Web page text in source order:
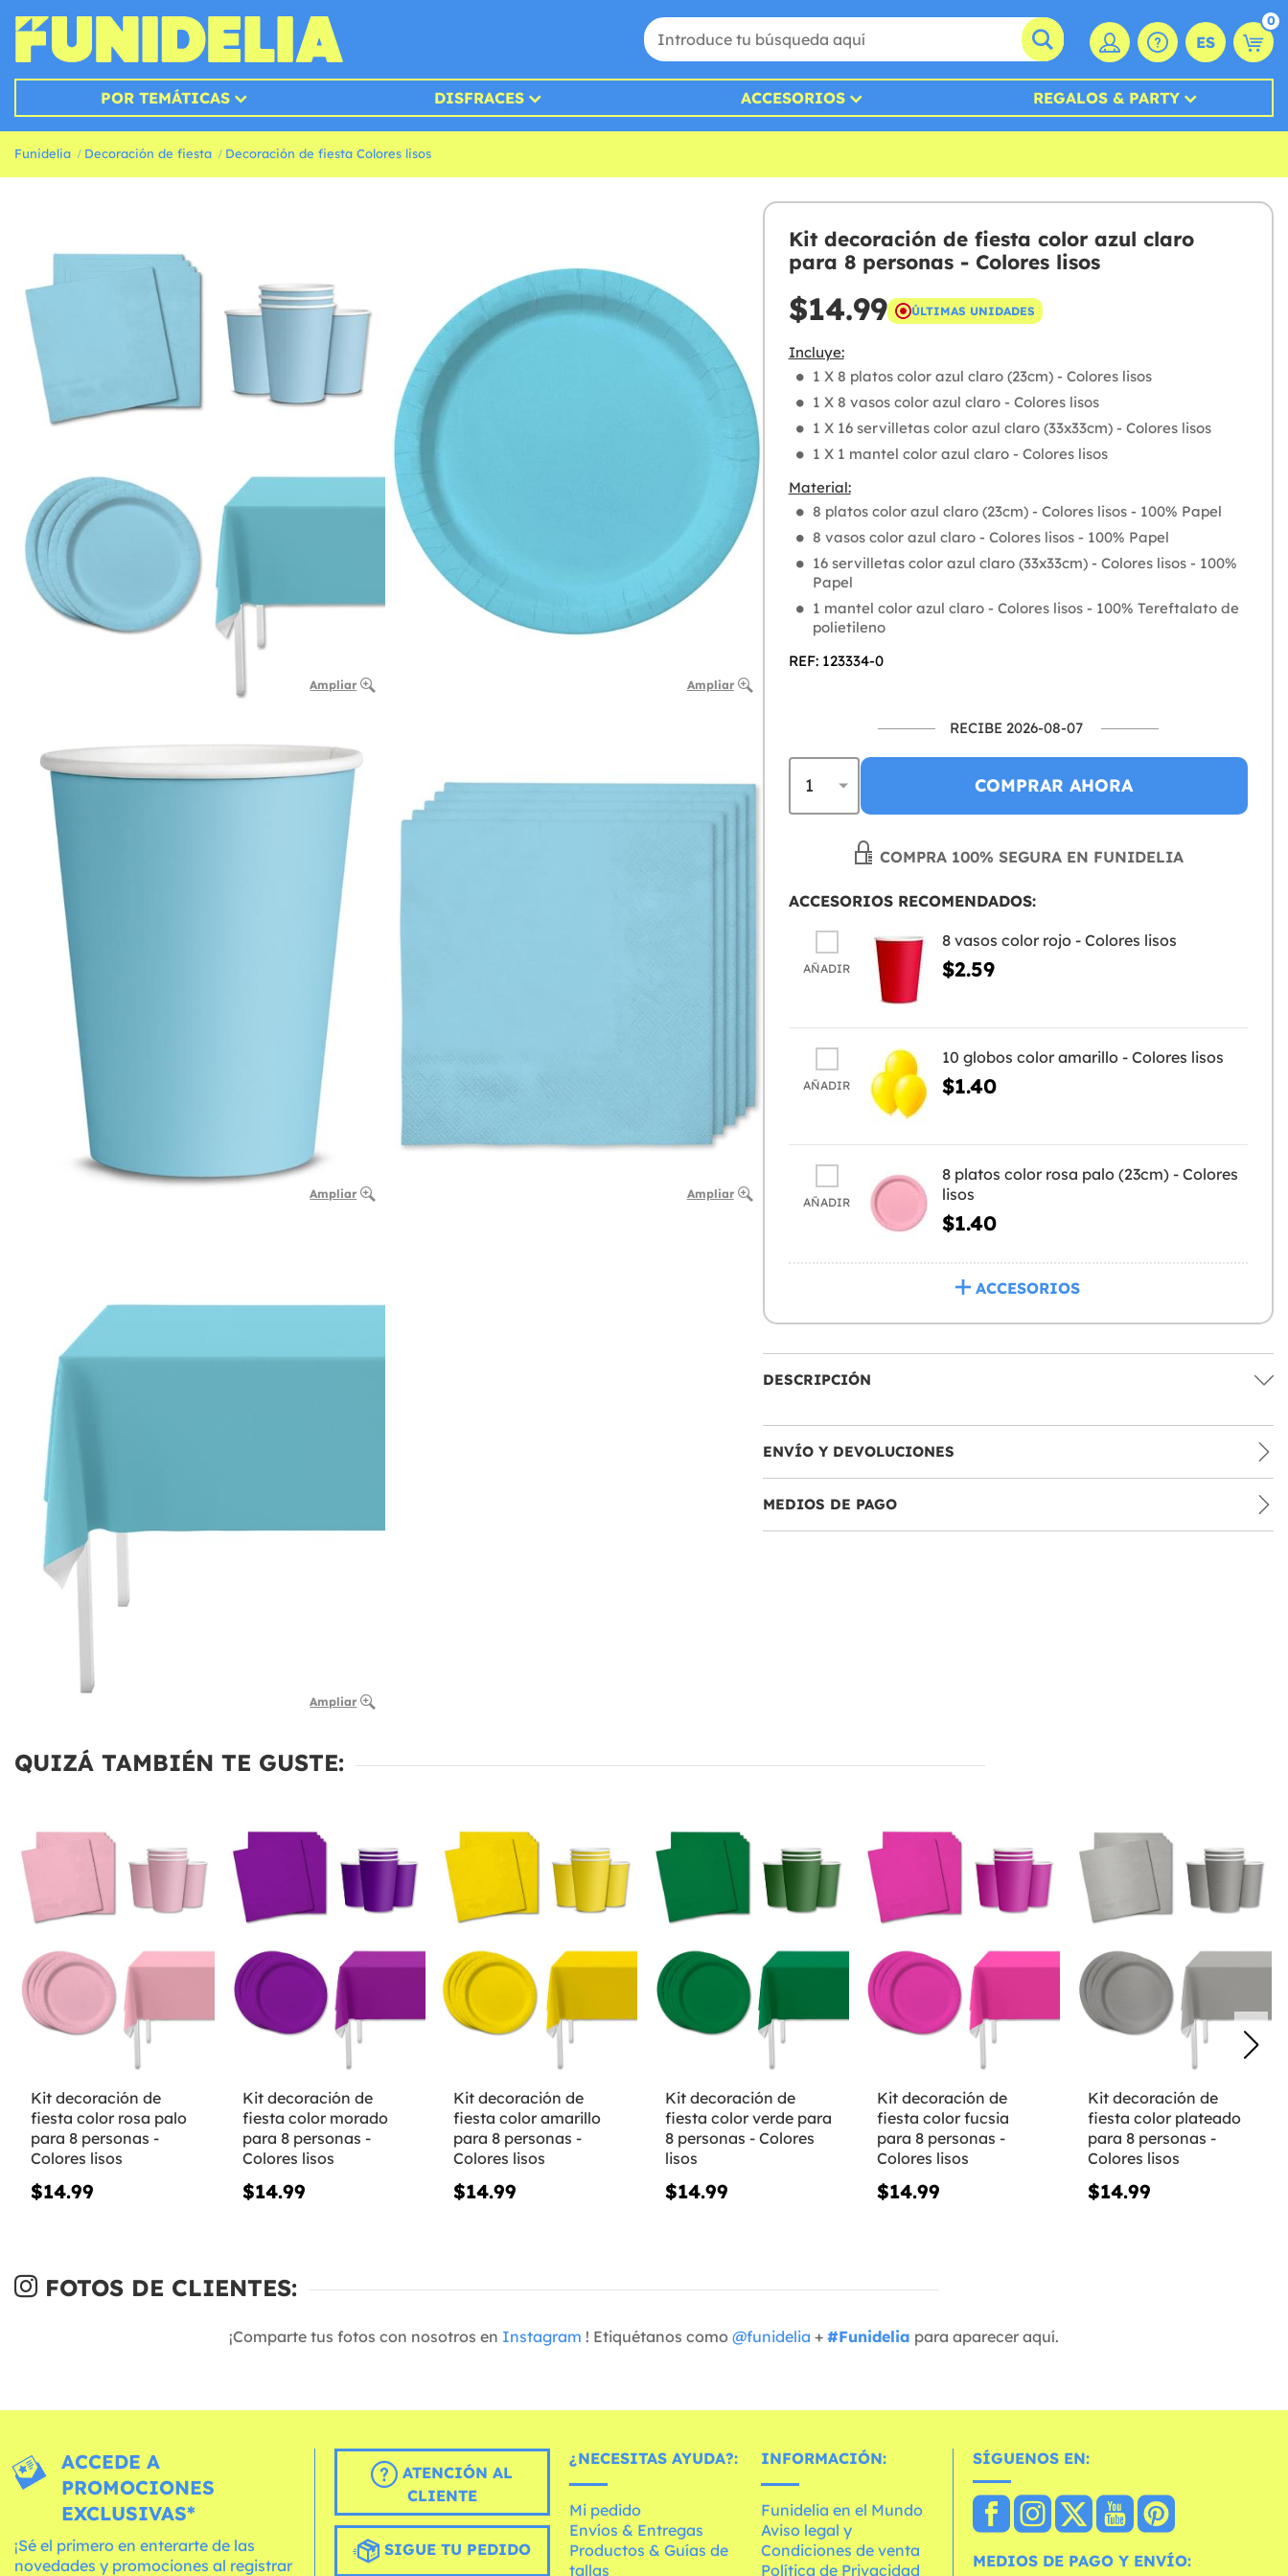
ES
0
POR TEMÁTICAS DISFRACES ACCESORIOS REGALOS & PARTY
Funidelia Decoración de fiesta Decoración de fiesta Colores lisos
Ampliar Ampliar
Ampliar Ampliar
Ampliar
Kit decoración de fiesta color azul claro
para 8 personas - Colores lisos
$14.99 ÚLTIMAS UNIDADES
Incluye:
1 X 8 platos color azul claro (23cm) - Colores lisos
1 X 8 vasos color azul claro - Colores lisos
1 X 16 servilletas color azul claro (33x33cm) - Colores lisos
1 X 1 mantel color azul claro - Colores lisos
Material:
8 platos color azul claro (23cm) - Colores lisos - 100% Papel
8 vasos color azul claro - Colores lisos - 100% Papel
16 servilletas color azul claro (33x33cm) - Colores lisos - 100%
Papel
1 mantel color azul claro - Colores lisos - 100% Tereftalato de
polietileno
REF: 123334-0
RECIBE 2026-08-07
COMPRAR AHORA
COMPRA 100% SEGURA EN FUNIDELIA
ACCESORIOS RECOMENDADOS:
AÑADIR
8 vasos color rojo - Colores lisos
$2.59
AÑADIR
10 globos color amarillo - Colores lisos
$1.40
AÑADIR
8 platos color rosa palo (23cm) - Colores
lisos
$1.40
ACCESORIOS
DESCRIPCIÓN
ENVÍO Y DEVOLUCIONES
MEDIOS DE PAGO
QUIZÁ TAMBIÉN TE GUSTE:
Kit decoración de
fiesta color rosa palo
para 8 personas -
Colores lisos
$14.99
Kit decoración de
fiesta color morado
para 8 personas -
Colores lisos
$14.99
Kit decoración de
fiesta color amarillo
para 8 personas -
Colores lisos
$14.99
Kit decoración de
fiesta color verde para
8 personas - Colores
lisos
$14.99
Kit decoración de
fiesta color fucsia
para 8 personas -
Colores lisos
$14.99
Kit decoración de
fiesta color plateado
para 8 personas -
Colores lisos
$14.99
FOTOS DE CLIENTES:
¡Comparte tus fotos con nosotros en Instagram ! Etiquétanos como @funidelia + #Funidelia para aparecer aquí.
ACCEDE A
PROMOCIONES
EXCLUSIVAS*
¡Sé el primero en enterarte de las
novedades y promociones al registrar
ATENCIÓN AL
CLIENTE
SIGUE TU PEDIDO
¿NECESITAS AYUDA?:
Mi pedido
Envíos & Entregas
Productos & Guías de
tallas
INFORMACIÓN:
Funidelia en el Mundo
Aviso legal y
Condiciones de venta
Política de Privacidad
SÍGUENOS EN:
MEDIOS DE PAGO Y ENVÍO: